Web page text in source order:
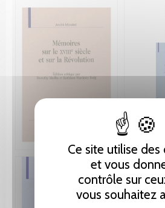
Ce site utilise des
et vous
contrôle sur
vous souhaitez